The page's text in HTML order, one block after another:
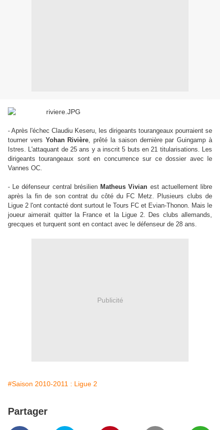
- Après l'échec Claudiu Keseru, les dirigeants tourangeaux pourraient se
tourner vers Yohan Rivière, prêté la saison dernière par Guingamp à
Istres. L'attaquant de 25 ans y a inscrit 5 buts en 21 titularisations. Les
dirigeants tourangeaux sont en concurrence sur ce dossier avec le
Vannes OC.
- Le défenseur central brésilien Matheus Vivian est actuellement libre
après la fin de son contrat du côté du FC Metz. Plusieurs clubs de
Ligue 2 l'ont contacté dont surtout le Tours FC et Evian-Thonon. Mais le
joueur aimerait quitter la France et la Ligue 2. Des clubs allemands,
grecques et turquent sont en contact avec le défenseur de 28 ans.
Publicité
#Saison 2010-2011 : Ligue 2
Partager